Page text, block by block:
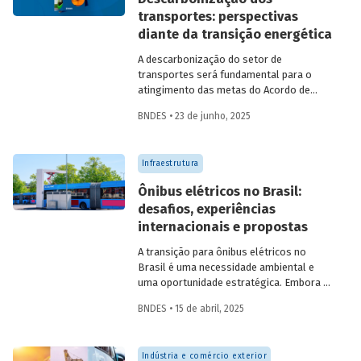
contribuições da sociedade civil,
especialistas e entidades do setor
visando avaliar os desafios e
os resultados.
transportes: perspectivas
diante da transição energética
A descarbonização do setor de
transportes será fundamental para o
atingimento das metas do Acordo de
Descarbonização dos transportes –
energética aborda os desafios e
oportunidades para os setores
automotivo, de minerais críticos, de
biocombustíveis, de logística e de
mobilidade urbana nesse contexto, em
uma discussão que engloba
economia de baixo carbono
simultaneamente.
BNDES • 23 de junho, 2025
Infraestrutura
Ônibus elétricos no Brasil:
desafios, experiências
internacionais e propostas
A transição para ônibus elétricos no
Brasil é uma necessidade ambiental e
uma oportunidade estratégica. Embora os
experiências internacionais comprovam
públicas robustas podem acelerar essa
BNDES • 15 de abril, 2025
Indústria e comércio exterior